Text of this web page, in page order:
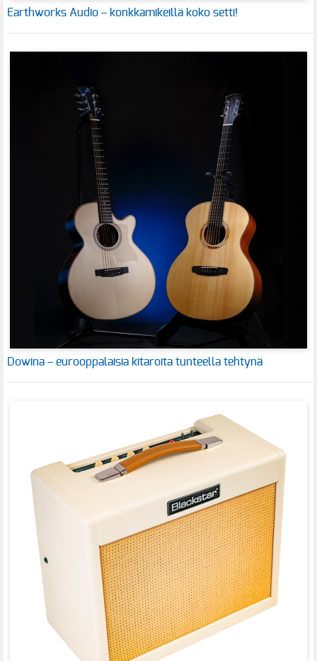
Earthworks Audio – konkkamikeillä koko setti!
Dowina – eurooppalaisia kitaroita tunteella tehtynä